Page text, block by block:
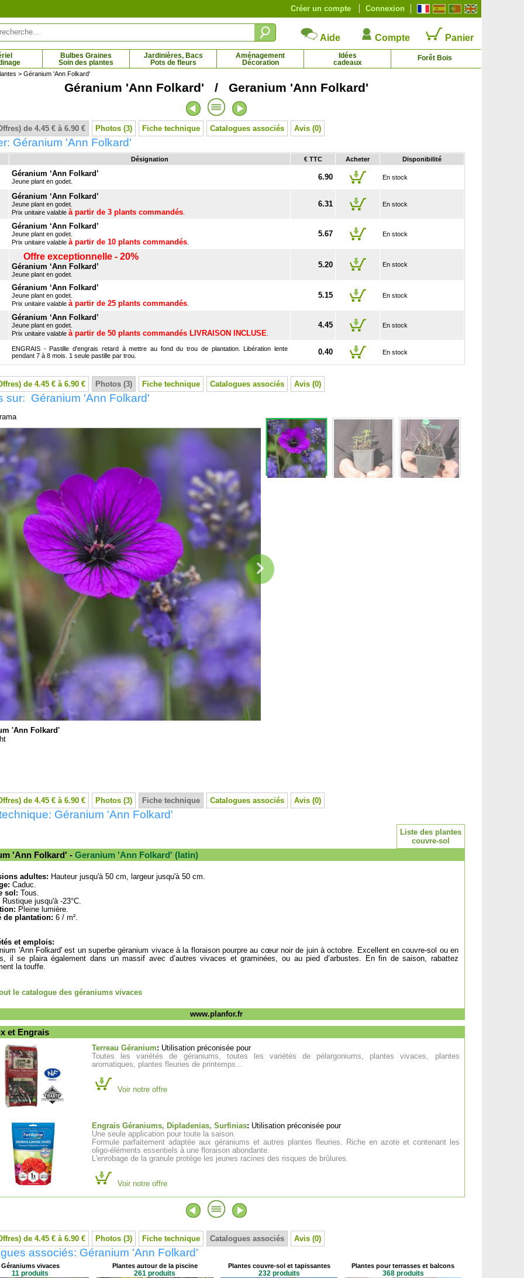
Connexion
Créer un compte
Aide Compte Panier
Bulbes Graines
Soin des plantes
Jardinières, Bacs
Pots de fleurs
Aménagement
Décoration
Idées
cadeaux
Forêt Bois
Cornouiller sanguin 'Midwinter Fire'
> Géranium 'Ann Folkard'
Géranium 'Ann Folkard' / Geranium 'Ann Folkard'
de 4.45 € à 6.90 € Photos (3) Fiche technique Catalogues associés Avis (0)
Géranium 'Ann Folkard'
Désignation € TTC Acheter Disponibilité
Géranium ‘Ann Folkard’
Jeune plant en godet. 6.90 En stock
Géranium ‘Ann Folkard’
Jeune plant en godet.
Prix unitaire valable à partir de 3 plants commandés
6.31 En stock
Géranium ‘Ann Folkard’
Jeune plant en godet.
Prix unitaire valable à partir de 10 plants commandés
5.67 En stock
Offre exceptionnelle - 20%
Géranium ‘Ann Folkard’
Jeune plant en godet.
5.20 En stock
Géranium ‘Ann Folkard’
Jeune plant en godet.
Prix unitaire valable à partir de 25 plants commandés
5.15 En stock
Géranium ‘Ann Folkard’
Jeune plant en godet.
Prix unitaire valable à partir de 50 plants commandés LIVRAISON INCLUSE
4.45 En stock
ENGRAIS - Pastille d'engrais retard à mettre au fond du trou de plantation. Libération lente
pendant 7 à 8 mois. 1 seule pastille par trou.
0.40 En stock
de 4.45 € à 6.90 € Photos (3) Fiche technique Catalogues associés Avis (0)
sur: Géranium 'Ann Folkard'
'Ann Folkard'
de 4.45 € à 6.90 € Photos (3) Fiche technique Catalogues associés Avis (0)
Géranium 'Ann Folkard'
Liste des plantes
couvre-sol
'Ann Folkard' - Geranium 'Ann Folkard' (latin)
adultes: Hauteur jusqu'à 50 cm, largeur jusqu'à 50 cm.
Caduc.
sol: Tous.
Rustique jusqu'à -23°C.
Pleine lumière.
de plantation: 6 / m².
et emplois:
'Ann Folkard' est un superbe géranium vivace à la floraison pourpre au cœur noir de juin à octobre. Excellent en couvre-sol ou en
il se plaira également dans un massif avec d’autres vivaces et graminées, ou au pied d’arbustes. En fin de saison, rabattez
la touffe.
le catalogue des géraniums vivaces
www.planfor.fr
et Engrais
Terreau Géranium: Utilisation préconisée pour
Toutes les variétés de géraniums, toutes les variétés de pélargoniums, plantes vivaces, plantes
aromatiques, plantes fleuries de printemps...
Voir notre offre
Engrais Géraniums, Dipladenias, Surfinias: Utilisation préconisée pour
Une seule application pour toute la saison.
Formule parfaitement adaptée aux géraniums et autres plantes fleuries. Riche en azote et contenant les
oligo-éléments essentiels à une floraison abondante.
L'enrobage de la granule protège les jeunes racines des risques de brûlures.
Voir notre offre
de 4.45 € à 6.90 € Photos (3) Fiche technique Catalogues associés Avis (0)
associés: Géranium 'Ann Folkard'
Géraniums vivaces
11 produits
Plantes autour de la piscine
261 produits
Plantes couvre-sol et tapissantes
232 produits
Plantes pour terrasses et balcons
368 produits